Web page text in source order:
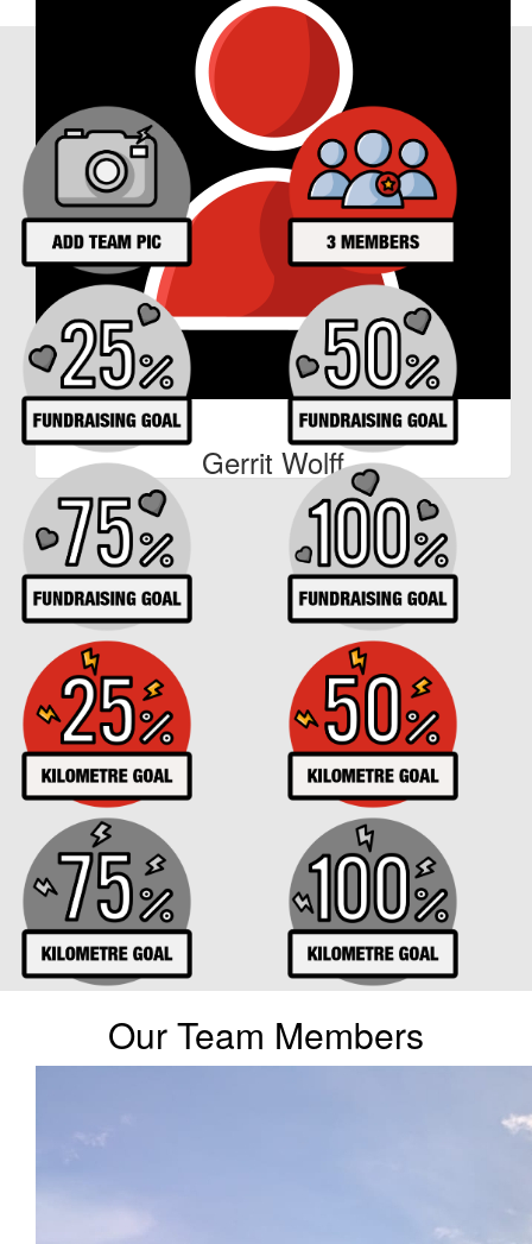
€11
Gerrit Wolff
Our Achievements
Our Team Members